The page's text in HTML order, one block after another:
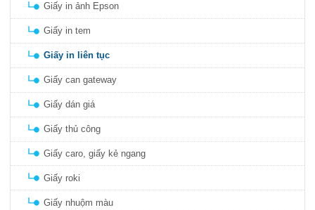
Giấy in ảnh Epson
Giấy in tem
Giấy in liên tục
Giấy can gateway
Giấy dán giá
Giấy thủ công
Giấy caro, giấy kẻ ngang
Giấy roki
Giấy nhuộm màu